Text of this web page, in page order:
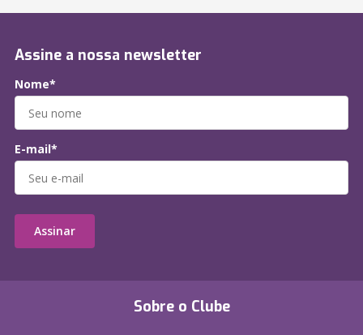
Sobre o Clube
Assine a nossa newsletter
Nome*
E-mail*
Assinar